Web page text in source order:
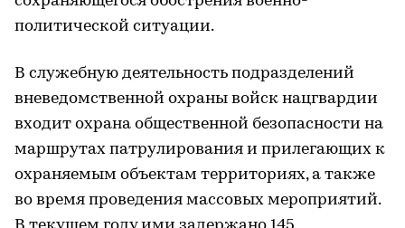
политической ситуации.
В служебную деятельность подразделений
вневедомственной охраны войск нацгвардии
входит охрана общественной безопасности на
маршрутах патрулирования и прилегающих к
охраняемым объектам территориях, а также
во время проведения массовых мероприятий.